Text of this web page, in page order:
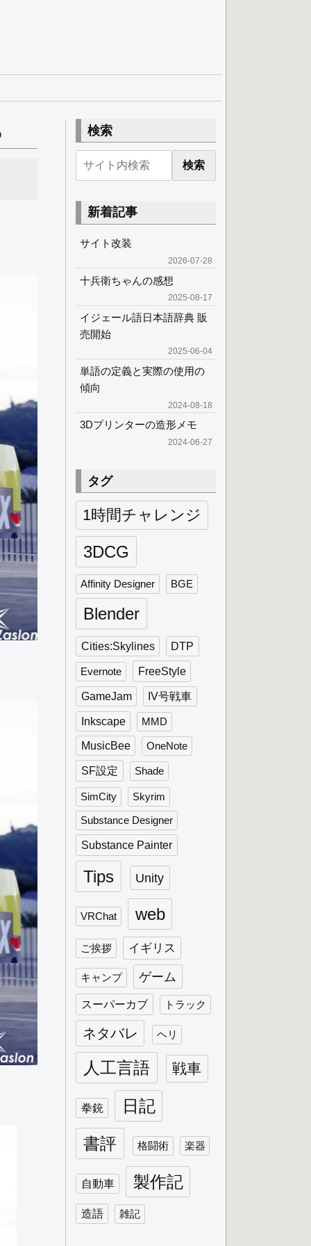
検索
検索
新着記事
サイト改装
2026-07-28
十兵衛ちゃんの感想
2025-08-17
イジェール語日本語辞典 販
売開始
2025-06-04
単語の定義と実際の使用の
傾向
2024-08-18
3Dプリンターの造形メモ
2024-06-27
タグ
1時間チャレンジ
3DCG
Affinity Designer BGE
Blender
Cities:Skylines DTP
Evernote FreeStyle
GameJam IV号戦車
Inkscape MMD
MusicBee OneNote
SF設定 Shade
SimCity Skyrim
Substance Designer
Substance Painter
Tips Unity
VRChat web
ご挨拶 イギリス
キャンプ ゲーム
スーパーカブ トラック
ネタバレ ヘリ
人工言語 戦車
拳銃 日記
書評 格闘術 楽器
自動車 製作記
造語 雑記